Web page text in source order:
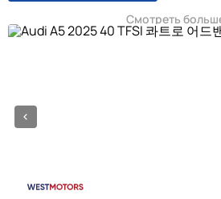
Смотреть